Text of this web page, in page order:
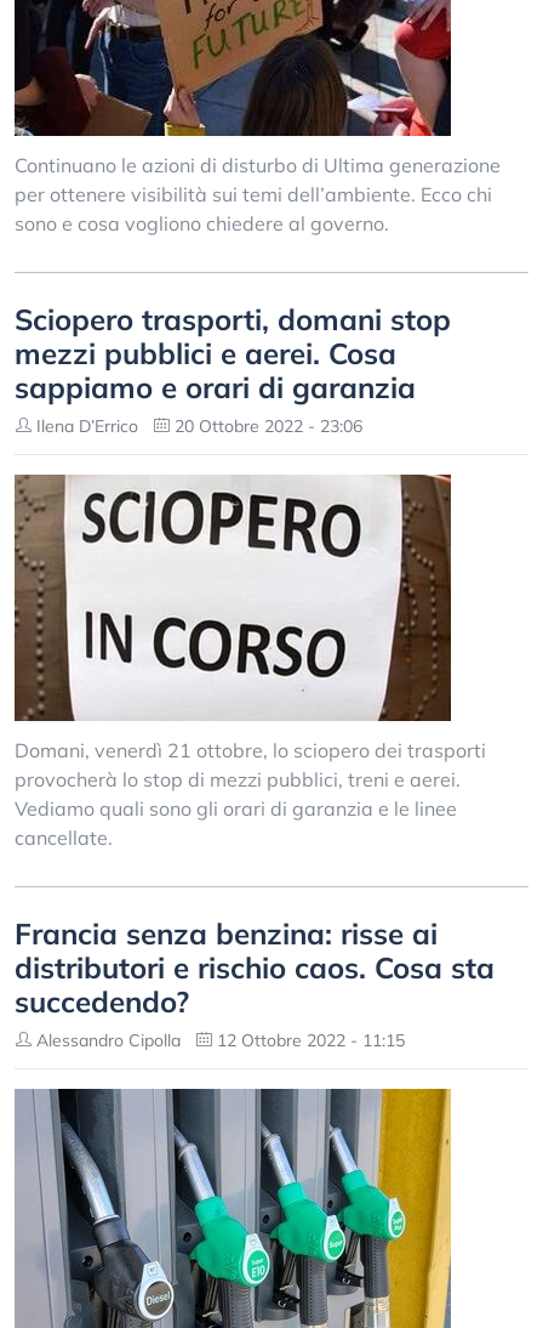
Continuano le azioni di disturbo di Ultima generazione
per ottenere visibilità sui temi dell’ambiente. Ecco chi
sono e cosa vogliono chiedere al governo.
Sciopero trasporti, domani stop
mezzi pubblici e aerei. Cosa
sappiamo e orari di garanzia
Ilena D’Errico 20 Ottobre 2022 - 23:06
Domani, venerdì 21 ottobre, lo sciopero dei trasporti
provocherà lo stop di mezzi pubblici, treni e aerei.
Vediamo quali sono gli orari di garanzia e le linee
cancellate.
Francia senza benzina: risse ai
distributori e rischio caos. Cosa sta
succedendo?
Alessandro Cipolla 12 Ottobre 2022 - 11:15